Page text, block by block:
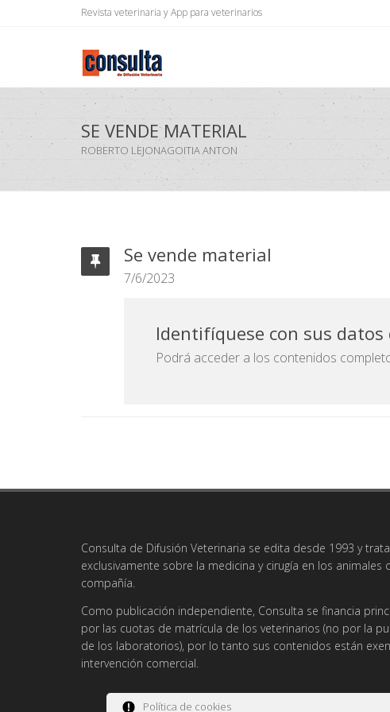
Revista veterinaria y App para veterinarios
SE VENDE MATERIAL
ROBERTO LEJONAGOITIA ANTON
Se vende material
7/6/2023
Identifíquese con sus datos
Podrá acceder a los contenidos
Consulta de Difusión Veterinaria se edita desde 1993 y trata
exclusivamente sobre la medicina y cirugía en los animales
compañía.
Como publicación independiente, Consulta se financia
por las cuotas de matrícula de los veterinarios (no por la
de los laboratorios), por lo tanto sus contenidos están
intervención comercial.
Política de cookies